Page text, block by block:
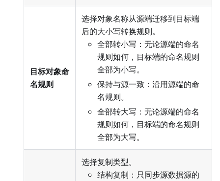
目标对象命
名规则
选择对象名称从源端迁移到目标端
后的大小写转换规则。
全部转小写：无论源端的命名
规则如何，目标端的命名规则
全部为小写。
保持与源一致：沿用源端的命
名规则。
全部转大写：无论源端的命名
规则如何，目标端的命名规则
全部为大写。
选择复制类型。
结构复制：只同步源数据源的